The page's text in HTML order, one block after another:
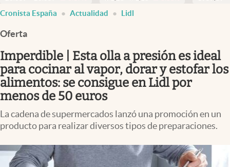
España
FINANZAS
EURO
Cronista España Actualidad Lidl
Oferta
Imperdible | Esta olla a presión es ideal
para cocinar al vapor, dorar y estofar los
alimentos: se consigue en Lidl por
menos de 50 euros
La cadena de supermercados lanzó una promoción en un
producto para realizar diversos tipos de preparaciones.